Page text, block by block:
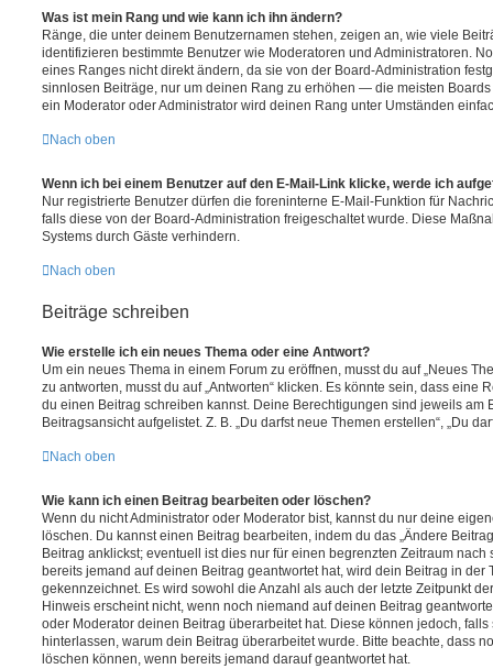
Was ist mein Rang und wie kann ich ihn ändern?
Ränge, die unter deinem Benutzernamen stehen, zeigen an, wie viele
identifizieren bestimmte Benutzer wie Moderatoren und Administratoren.
eines Ranges nicht direkt ändern, da sie von der Board-Administration
sinnlosen Beiträge, nur um deinen Rang zu erhöhen — die meisten
ein Moderator oder Administrator wird deinen Rang unter Umständen
Nach oben
Wenn ich bei einem Benutzer auf den E-Mail-Link klicke, werde ich
Nur registrierte Benutzer dürfen die foreninterne E-Mail-Funktion für
falls diese von der Board-Administration freigeschaltet wurde. Diese
Systems durch Gäste verhindern.
Nach oben
Beiträge schreiben
Wie erstelle ich ein neues Thema oder eine Antwort?
Um ein neues Thema in einem Forum zu eröffnen, musst du auf „Neues
zu antworten, musst du auf „Antworten“ klicken. Es könnte sein, dass eine
du einen Beitrag schreiben kannst. Deine Berechtigungen sind jeweils am
Beitragsansicht aufgelistet. Z. B. „Du darfst neue Themen erstellen“, „Du
Nach oben
Wie kann ich einen Beitrag bearbeiten oder löschen?
Wenn du nicht Administrator oder Moderator bist, kannst du nur deine
löschen. Du kannst einen Beitrag bearbeiten, indem du das „Ändere
Beitrag anklickst; eventuell ist dies nur für einen begrenzten Zeitraum
bereits jemand auf deinen Beitrag geantwortet hat, wird dein Beitrag in der
gekennzeichnet. Es wird sowohl die Anzahl als auch der letzte Zeitpunkt
Hinweis erscheint nicht, wenn noch niemand auf deinen Beitrag
oder Moderator deinen Beitrag überarbeitet hat. Diese können jedoch,
hinterlassen, warum dein Beitrag überarbeitet wurde. Bitte beachte, dass
löschen können, wenn bereits jemand darauf geantwortet hat.